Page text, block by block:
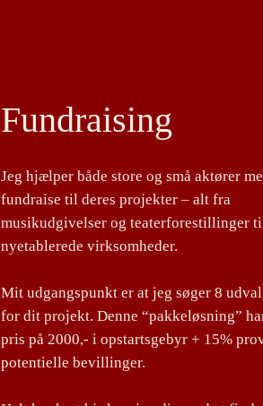
Fundraising
Jeg hjælper både store og små aktører
fundraise til deres projekter – alt fra
musikudgivelser og teaterforestillinger
nyetablerede virksomheder.
Mit udgangspunkt er at jeg søger 8
for dit projekt. Denne “pakkeløsning”
pris på 2000,- i opstartsgebyr + 15%
potentielle bevillinger.